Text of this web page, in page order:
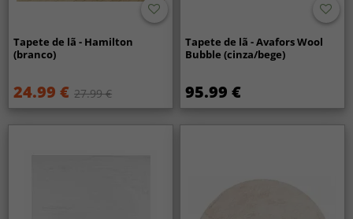
Tapete de lã - Hamilton
(branco)
24.99 € 27.99 €
Tapete de lã - Avafors Wool
Bubble (cinza/bege)
95.99 €